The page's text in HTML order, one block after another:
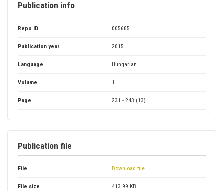
Publication info
Repo ID 005605
Publication year 2015
Language Hungarian
Volume 1
Page 231 - 243 (13)
Publication file
File Download file
File size 413.99 KB